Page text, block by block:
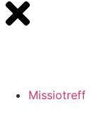
Missiotreff